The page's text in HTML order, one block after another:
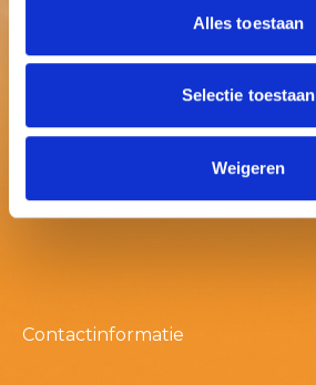
Alles toestaan
Selectie toestaan
Weigeren
Contactinformatie